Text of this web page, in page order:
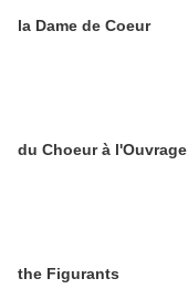
la Dame de Coeur
du Choeur à l'Ouvrage
the Figurants